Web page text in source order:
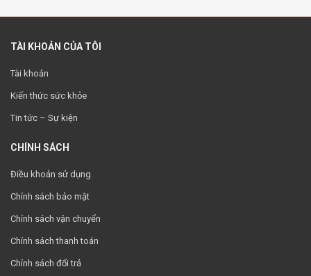
TÀI KHOẢN CỦA TÔI
Tài khoản
Kiến thức sức khỏe
Tin tức – Sự kiện
CHÍNH SÁCH
Điều khoản sử dụng
Chính sách bảo mật
Chính sách vận chuyển
Chính sách thanh toán
Chính sách đổi trả